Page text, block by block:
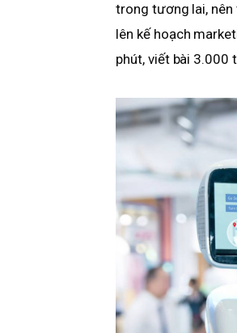
trong tương lai,
lên kế hoạch
phút, viết bài 3.000